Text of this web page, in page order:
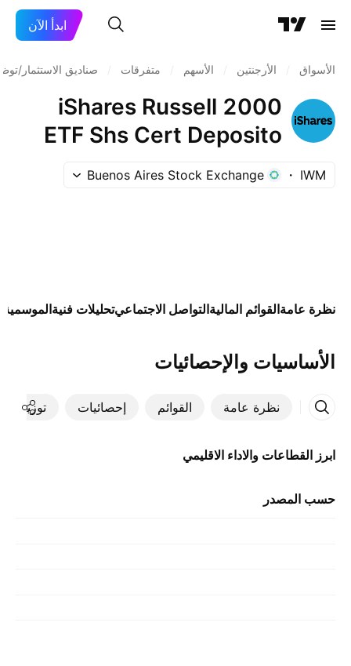
ابدأ الآن
الأسواق الأرجنتين الأسهم متفرقات صناديق الاستثمار/
iShares Russell 2000
ETF Shs Cert Deposito
Arg Repr 0.1 Sh
IWM
Buenos Aires Stock Exchange
نظرة عامةالقوائم الماليةالتواصل الاجتماعيتحليلات فنيةالموسمية
الأساسيات والإحصائيات
نظرة عامة القوائم إحصائيات توزيعات
ابرز القطاعات والاداء الاقليمي
حسب المصدر